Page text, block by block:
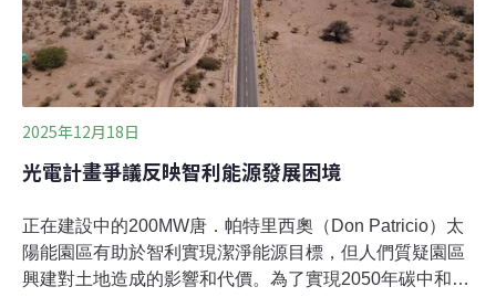
普斯海洋研究所（Scripps Institution of Oceanography）
的研究員伯
2025年12月18日
光電計畫爭議反映智利能源發展困境
正在建設中的200MW唐．帕特里西奧（Don Patricio）太
陽能園區有助於智利實現潔淨能源目標，但人們質疑園區
興建對土地造成的影響和代價。為了實現2050年碳中和目